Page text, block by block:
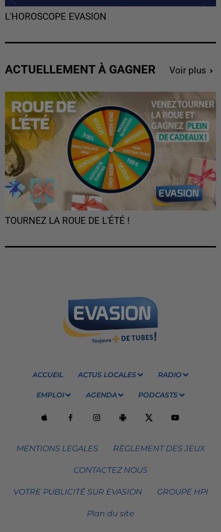
L'HOROSCOPE EVASION
ACTUELLEMENT À GAGNER Voir plus
TOURNEZ LA ROUE DE L'ÉTÉ !
ACCUEIL ACTUS LOCALES RADIO
EMPLOI AGENDA PODCASTS
MENTIONS LEGALES RÈGLEMENT DES JEUX
CONTACTEZ NOUS
VOTRE PUBLICITÉ SUR EVASION GROUPE HPI
Plan du site